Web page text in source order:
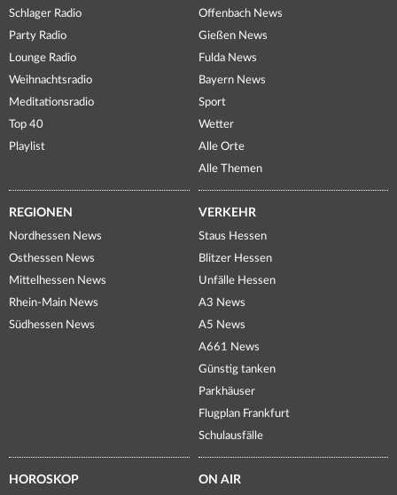
Schlager Radio
Party Radio
Lounge Radio
Weihnachtsradio
Meditationsradio
Top 40
Playlist
Offenbach News
Gießen News
Fulda News
Bayern News
Sport
Wetter
Alle Orte
Alle Themen
REGIONEN
Nordhessen News
Osthessen News
Mittelhessen News
Rhein-Main News
Südhessen News
VERKEHR
Staus Hessen
Blitzer Hessen
Unfälle Hessen
A3 News
A5 News
A661 News
Günstig tanken
Parkhäuser
Flugplan Frankfurt
Schulausfälle
HOROSKOP ON AIR